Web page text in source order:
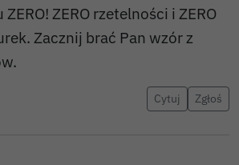
ZERO! ZERO rzetelności i ZERO
Zacznij brać Pan wzór z
Cytuj Zgłoś